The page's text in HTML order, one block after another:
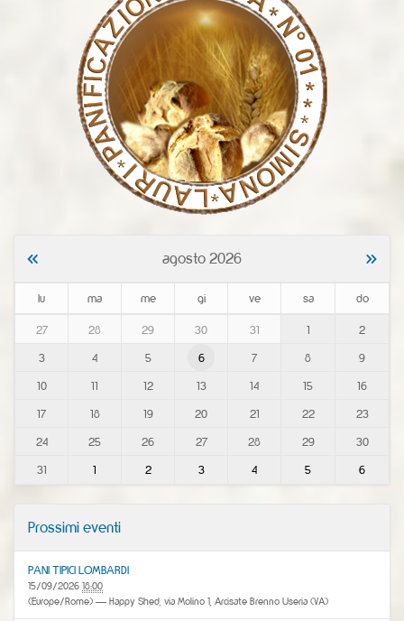
« agosto 2026 »
lu ma me gi ve sa do
27 28 29 30 31 1
2
3
4 5 6 7 8
9
10
11 12 13 14 15
16
17
18 19 20 21 22
23
24
25 26 27 28 29
30
31
1 2 3 4 5 6
Prossimi eventi
PANI TIPICI LOMBARDI
15/09/2026 18:00
(Europe/Rome) — Happy Shed, via Molino 1, Arcisate Brenno Useria (VA)